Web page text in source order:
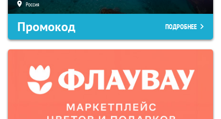
Россия
Промокод ПОДРОБНЕЕ